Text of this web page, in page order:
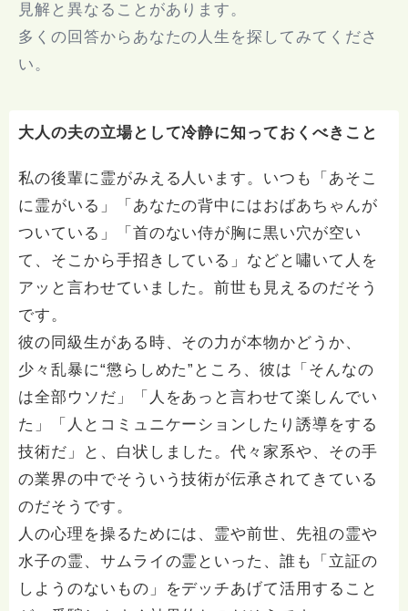
見解と異なることがあります。
多くの回答からあなたの人生を探してみてくださ
い。
大人の夫の立場として冷静に知っておくべきこと
私の後輩に霊がみえる人います。いつも「あそこ
に霊がいる」「あなたの背中にはおばあちゃんが
ついている」「首のない侍が胸に黒い穴が空い
て、そこから手招きしている」などと嘯いて人を
アッと言わせていました。前世も見えるのだそう
です。
彼の同級生がある時、その力が本物かどうか、
少々乱暴に“懲らしめた”ところ、彼は「そんなの
は全部ウソだ」「人をあっと言わせて楽しんでい
た」「人とコミュニケーションしたり誘導をする
技術だ」と、白状しました。代々家系や、その手
の業界の中でそういう技術が伝承されてきている
のだそうです。
人の心理を操るためには、霊や前世、先祖の霊や
水子の霊、サムライの霊といった、誰も「立証の
しようのないもの」をデッチあげて活用すること